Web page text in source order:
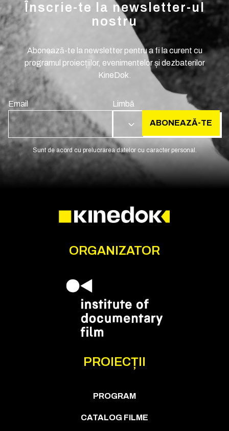
Înscrie-te la newsletter-ul
nostru
Abonează-te la newsletter pentru a fi la curent cu
programul proiecțiilor, evenimentelor și dezbaterilor
KineDok.
Email Limbă
RO ABONEAZĂ-TE
Sunt de acord cu prelucrarea datelor cu caracter personal.
ORGANIZATOR
PROIECȚII
PROGRAM
CATALOG FILME